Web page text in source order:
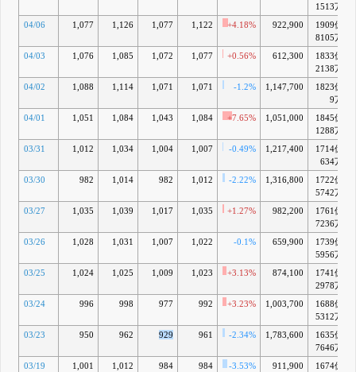
1513万
04/06 1,077 1,126 1,077 1,122 +4.18% 922,900
1909億
8105万
04/03 1,076 1,085 1,072 1,077 +0.56% 612,300
1833億
2138万
04/02
1,088 1,114 1,071 1,071 -1.2% 1,147,700
1823億
9万
04/01
1,051 1,084 1,043 1,084 +7.65% 1,051,000
1845億
1288万
03/31
1,012 1,034 1,004 1,007 -0.49% 1,217,400
1714億
634万
03/30
982 1,014 982 1,012 -2.22% 1,316,800
1722億
5742万
03/27
1,035 1,039 1,017 1,035 +1.27% 982,200
1761億
7236万
03/26
1,028 1,031 1,007 1,022 -0.1% 659,900
1739億
5956万
03/25
1,024 1,025 1,009 1,023 +3.13% 874,100
1741億
2978万
03/24
996 998 977 992 +3.23% 1,003,700
1688億
5312万
03/23
950 962 929 961 -2.34% 1,783,600
1635億
7646万
03/19
1,001 1,012 984 984 -3.53% 911,900
1674億